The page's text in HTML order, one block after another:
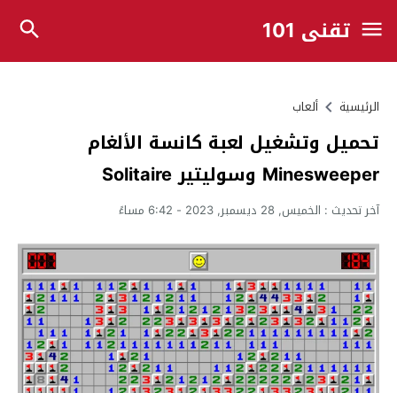
تقني 101
الرئيسية ألعاب
تحميل وتشغيل لعبة كانسة الألغام
Minesweeper وسوليتير Solitaire
آخر تحديث : الخميس, 28 ديسمبر, 2023 - 6:42 مساءً